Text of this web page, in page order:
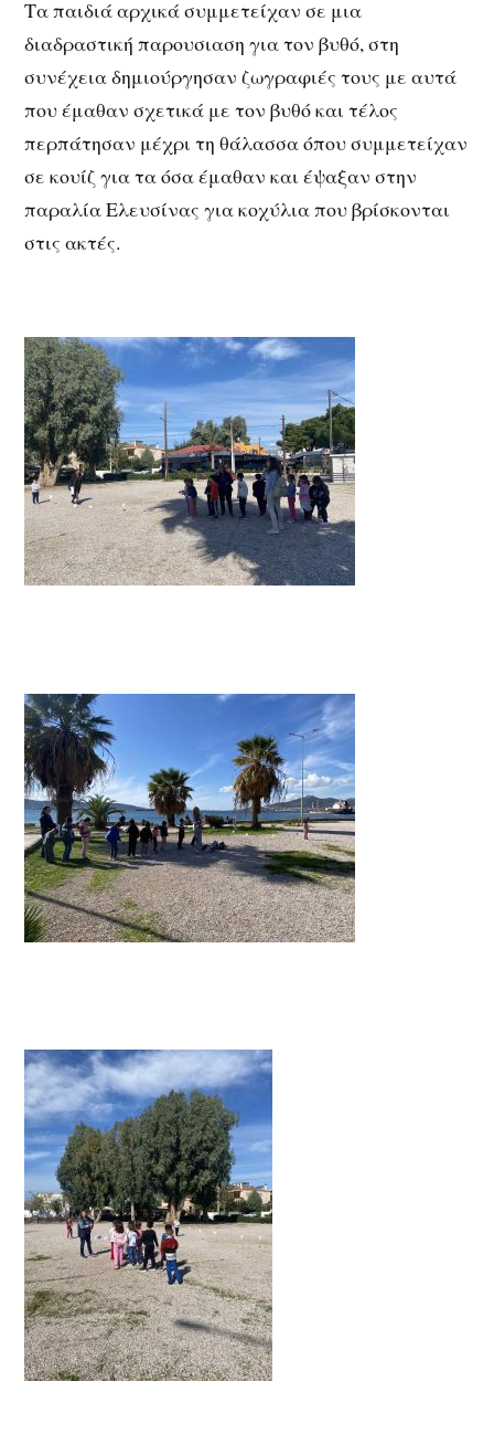
Τα παιδιά αρχικά συμμετείχαν σε μια
διαδραστική παρουσιαση για τον βυθό, στη
συνέχεια δημιούργησαν ζωγραφιές τους με αυτά
που έμαθαν σχετικά με τον βυθό και τέλος
περπάτησαν μέχρι τη θάλασσα όπου συμμετείχαν
σε κουίζ για τα όσα έμαθαν και έψαξαν στην
παραλία Ελευσίνας για κοχύλια που βρίσκονται
στις ακτές.